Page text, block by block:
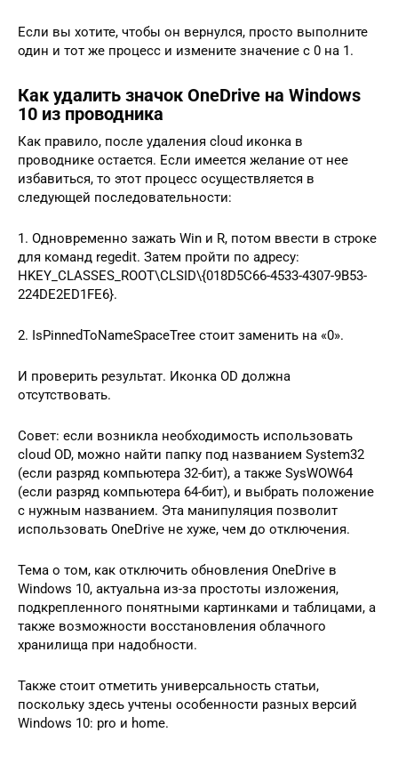
Если вы хотите, чтобы он вернулся, просто выполните
один и тот же процесс и измените значение с 0 на 1.
Как удалить значок OneDrive на Windows
10 из проводника
Как правило, после удаления cloud иконка в
проводнике остается. Если имеется желание от нее
избавиться, то этот процесс осуществляется в
следующей последовательности:
1. Одновременно зажать Win и R, потом ввести в строке
для команд regedit. Затем пройти по адресу:
HKEY_CLASSES_ROOT\CLSID\{018D5C66-4533-4307-9B53-
224DE2ED1FE6}.
2. IsPinnedToNameSpaceTree стоит заменить на «0».
И проверить результат. Иконка OD должна
отсутствовать.
Совет: если возникла необходимость использовать
cloud OD, можно найти папку под названием System32
(если разряд компьютера 32-бит), а также SysWOW64
(если разряд компьютера 64-бит), и выбрать положение
с нужным названием. Эта манипуляция позволит
использовать OneDrive не хуже, чем до отключения.
Тема о том, как отключить обновления OneDrive в
Windows 10, актуальна из-за простоты изложения,
подкрепленного понятными картинками и таблицами, а
также возможности восстановления облачного
хранилища при надобности.
Также стоит отметить универсальность статьи,
поскольку здесь учтены особенности разных версий
Windows 10: pro и home.